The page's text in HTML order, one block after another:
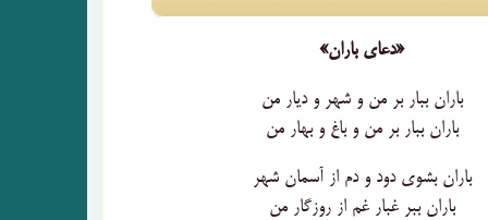
«دعای باران»
باران ببار بر من و شهر و دیار من
باران ببار بر من و باغ و بهار من
باران بشوی دود و دم از آسمان شهر
باران ببر غبار غم از روزگار من